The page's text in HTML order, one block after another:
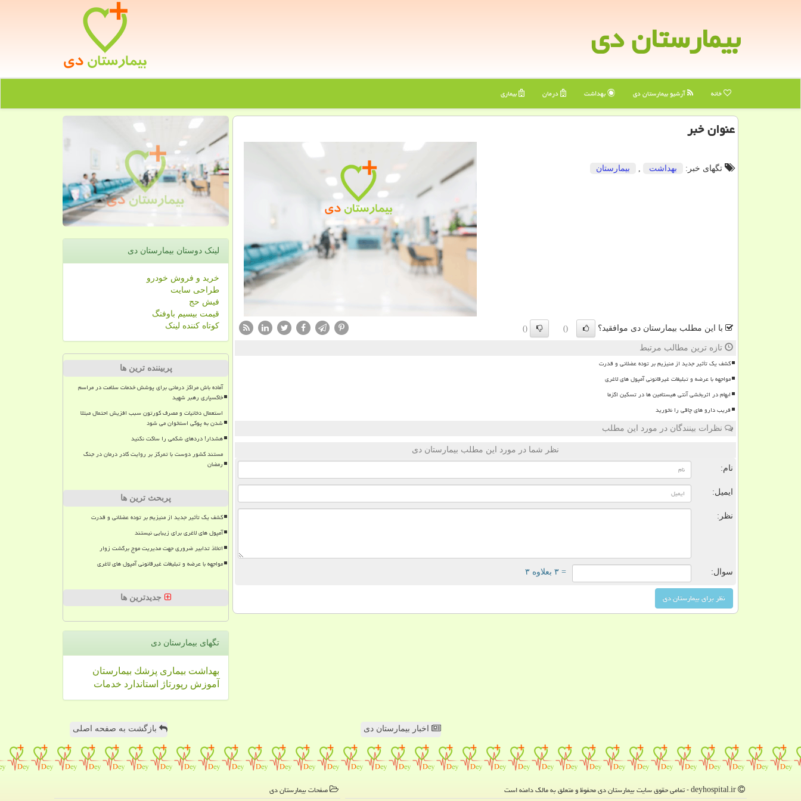
بیمارستان دی
خانه آرشیو بیمارستان دی بهداشت درمان بیماری
عنوان خبر
تگهای خبر: بهداشت , بیمارستان
با این مطلب بیمارستان دی موافقید؟ ()
()
تازه ترین مطالب مرتبط
کشف یک تأثیر جدید از منیزیم بر توده عضلانی و قدرت
مواجهه با عرضه و تبلیغات غیرقانونی آمپول های لاغری
ابهام در اثربخشی آنتی هیستامین ها در تسکین اگزما
فریب دارو های چاقی را نخورید
نظرات بینندگان در مورد این مطلب
نظر شما در مورد این مطلب بیمارستان دی
نام:
ایمیل:
نظر:
سوال: = ۳ بعلاوه ۳
لینک دوستان بیمارستان دی
خرید و فروش خودرو
طراحی سایت
فیش حج
قیمت بیسیم باوفنگ
کوتاه کننده لینک
پربیننده ترین ها
آماده باش مراکز درمانی برای پوشش خدمات سلامت در مراسم
خاکسپاری رهبر شهید
استعمال دخانیات و مصرف کورتون سبب افزیش احتمال مبتلا
شدن به پوکی استخوان می شود
هشدار! دردهای شکمی را ساکت نکنید
مستند کشور دوست با تمرکز بر روایت کادر درمان در جنگ
رمضان
پربحث ترین ها
کشف یک تأثیر جدید از منیزیم بر توده عضلانی و قدرت
آمپول های لاغری برای زیبایی نیستند
اتخاذ تدابیر ضروری جهت مدیریت موج برگشت زوار
مواجهه با عرضه و تبلیغات غیرقانونی آمپول های لاغری
جدیدترین ها
تگهای بیمارستان دی
بهداشت بیماری پزشك بیمارستان
آموزش رپورتاژ استاندارد خدمات
اخبار بیمارستان دی بازگشت به صفحه اصلی
صفحات بیمارستان دی